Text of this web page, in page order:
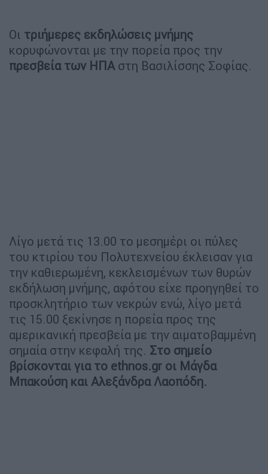
Οι τριήμερες εκδηλώσεις μνήμης
κορυφώνονται με την πορεία προς την
πρεσβεία των ΗΠΑ στη Βασιλίσσης Σοφίας.
Λίγο μετά τις 13.00 το μεσημέρι οι πύλες
του κτιρίου του Πολυτεχνείου έκλεισαν για
την καθιερωμένη, κεκλεισμένων των θυρών
εκδήλωση μνήμης, αφότου είχε προηγηθεί το
προσκλητήριο των νεκρών ενώ, λίγο μετά
τις 15.00 ξεκίνησε η πορεία προς της
αμερικανική πρεσβεία με την αιματοβαμμένη
σημαία στην κεφαλή της. Στο σημείο
βρίσκονται για το ethnos.gr οι Μάγδα
Μπακούση και Αλεξάνδρα Λαοπόδη.